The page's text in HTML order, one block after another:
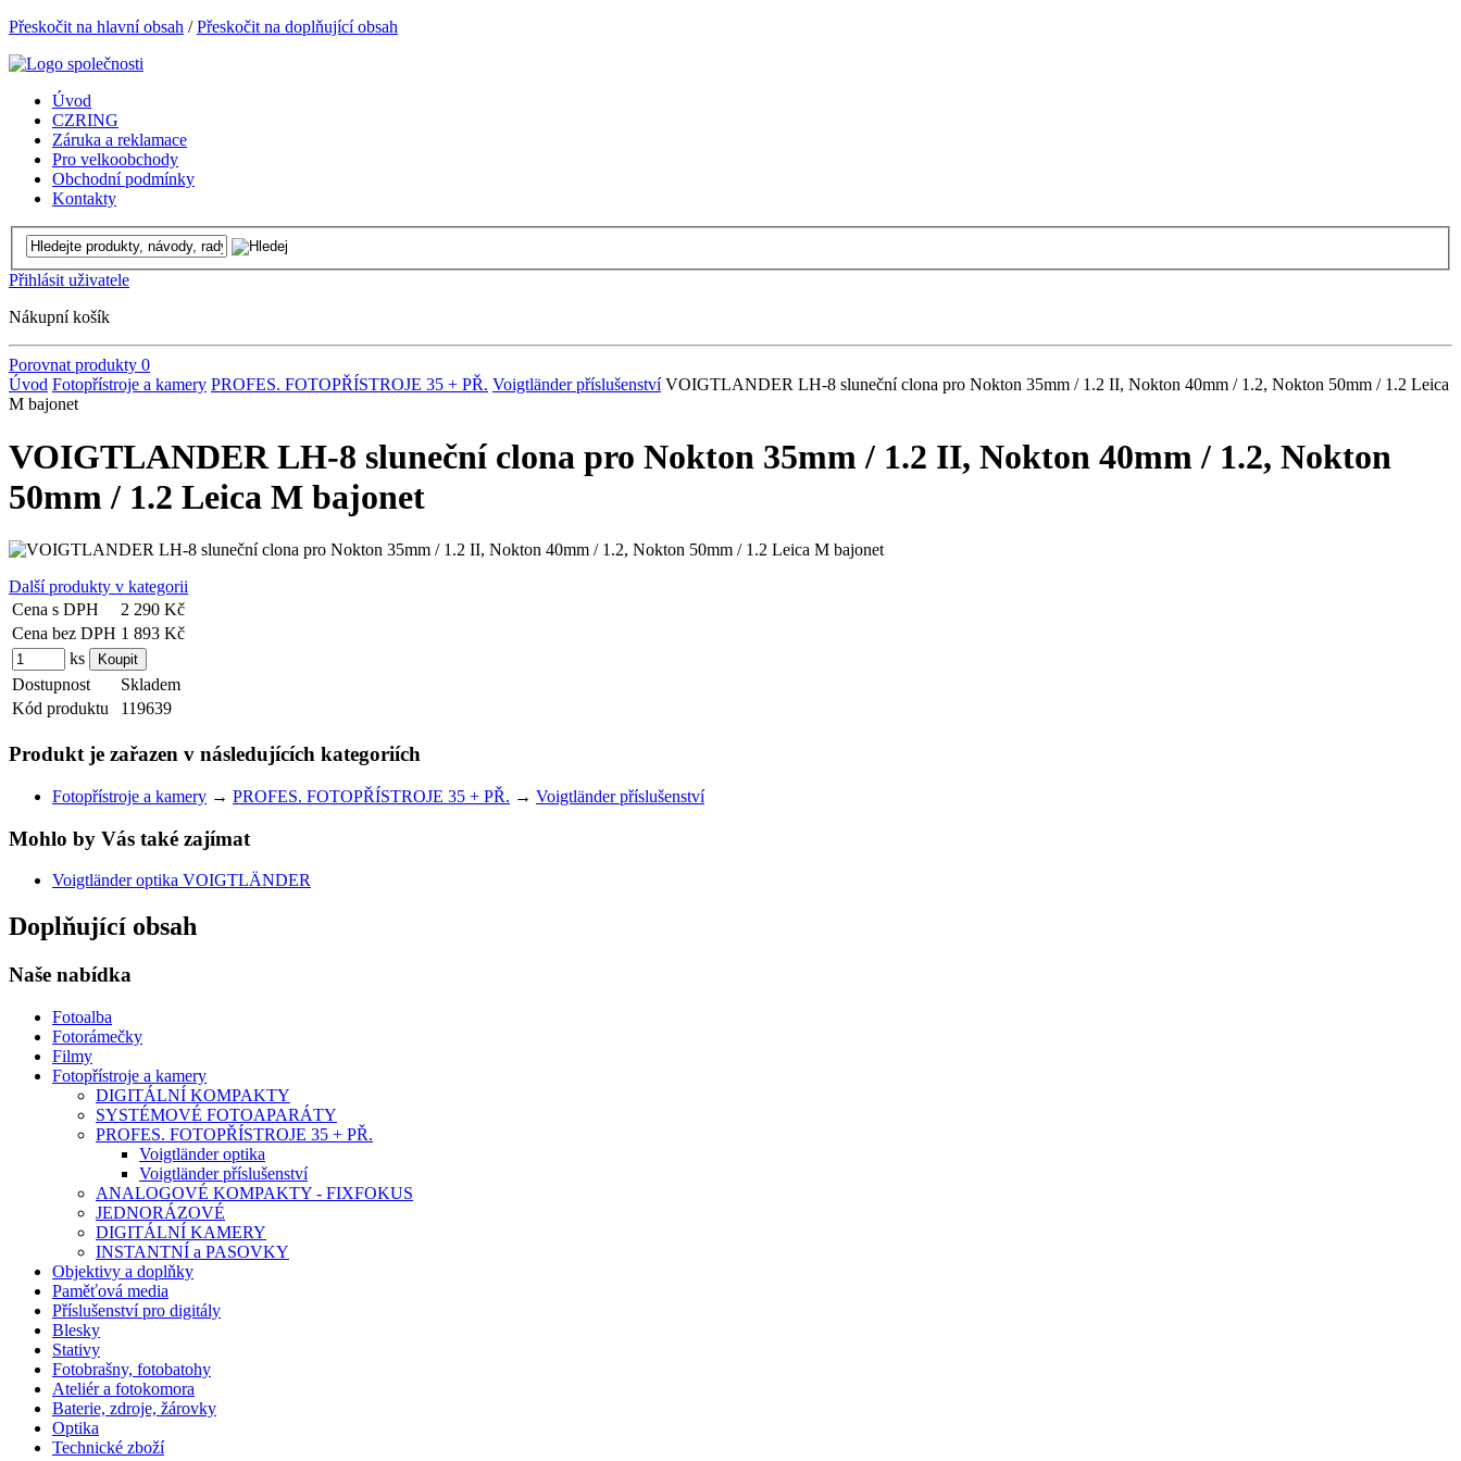
Přeskočit na hlavní obsah /Přeskočit na doplňující obsah
Úvod
CZRING
Záruka a reklamace
Pro velkoobchody
Obchodní podmínky
Kontakty
Přihlásit uživatele
Nákupní košík
Porovnat produkty 0
Úvod Fotopřístroje a kamery PROFES. FOTOPŘÍSTROJE 35 + PŘ. Voigtländer příslušenství VOIGTLANDER LH-8 sluneční clona pro Nokton 35mm / 1.2 II, Nokton 40mm / 1.2, Nokton 50mm / 1.2 Leica
M bajonet
VOIGTLANDER LH-8 sluneční clona pro Nokton 35mm / 1.2 II, Nokton 40mm / 1.2, Nokton
50mm / 1.2 Leica M bajonet
Další produkty v kategorii
Cena s DPH
2 290 Kč
Cena bez DPH 1 893 Kč
ks
Dostupnost
Skladem
Kód produktu
119639
Produkt je zařazen v následujících kategoriích
Fotopřístroje a kamery → PROFES. FOTOPŘÍSTROJE 35 + PŘ. → Voigtländer příslušenství
Mohlo by Vás také zajímat
Voigtländer optika VOIGTLÄNDER
Doplňující obsah
Naše nabídka
Fotoalba
Fotorámečky
Filmy
Fotopřístroje a kamery
DIGITÁLNÍ KOMPAKTY
SYSTÉMOVÉ FOTOAPARÁTY
PROFES. FOTOPŘÍSTROJE 35 + PŘ.
Voigtländer optika
Voigtländer příslušenství
ANALOGOVÉ KOMPAKTY - FIXFOKUS
JEDNORÁZOVÉ
DIGITÁLNÍ KAMERY
INSTANTNÍ a PASOVKY
Objektivy a doplňky
Paměťová media
Příslušenství pro digitály
Blesky
Stativy
Fotobrašny, fotobatohy
Ateliér a fotokomora
Baterie, zdroje, žárovky
Optika
Technické zboží